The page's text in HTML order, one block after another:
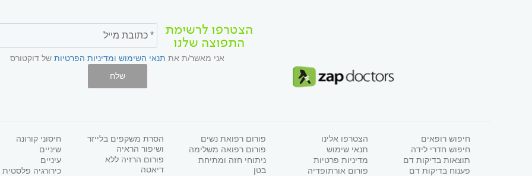
הצטרפו לרשימת
התפוצה שלנו
אני מאשר/ת את תנאי השימוש ומדיניות הפרטיות של דוקטורס
שלח
חיפוש רופאים
חיפוש חדרי לידה
תוצאות בדיקות דם
פענוח בדיקות דם
הצטרפו אלינו
תנאי שימוש
מדיניות פרטיות
פורום אורתופדיה
פורום רפואת נשים
פורום רפואה משלימה
ניתוחי חזה ומתיחת
בטן
הסרת משקפים בלייזר
ושיפור הראיה
פורום הרזיה ללא
דיאטה
חיסוני קורונה
שיניים
עיניים
כירורגיה פלסטית